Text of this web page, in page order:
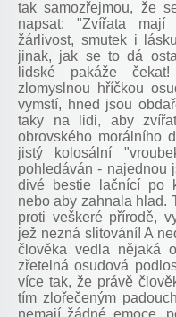
tak samozřejmou, že
napsat: "Zvířata mají
žárlivost, smutek i
jinak, jak se to dá
lidské pakáže
zlomyslnou hříčkou
vymstí, hned jsou
taky na lidi, aby
obrovského morálního
jistý kolosální
pohledáván - najednou
divé bestie lačnící po
nebo aby zahnala hlad.
proti veškeré přírodě,
jež nezná slitování! A
člověka vedla nějaká
zřetelná osudová
více tak, že právě
tím zlořečeným
nemají žádné emoce,